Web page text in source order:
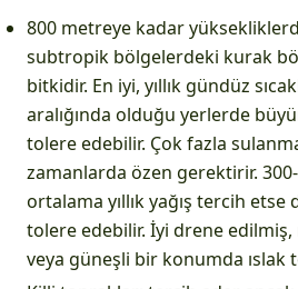
800 metreye kadar
subtropik bölgelerdeki kurak
bitkidir. En iyi, yıllık gündüz
aralığında olduğu yerlerde
tolere edebilir. Çok fazla
zamanlarda özen gerektirir.
ortalama yıllık yağış tercih etse
tolere edebilir. İyi drene
veya güneşli bir konumda ıslak